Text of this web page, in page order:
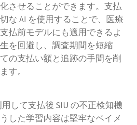
させることができます。支払
な AI を使用することで、医療
払前モデルにも適用できるよ
を回避し、調査期間を短縮
の支払い額と追跡の手間を削
す。
して支払後 SIU の不正検知機
した学習内容は堅牢なペイメ